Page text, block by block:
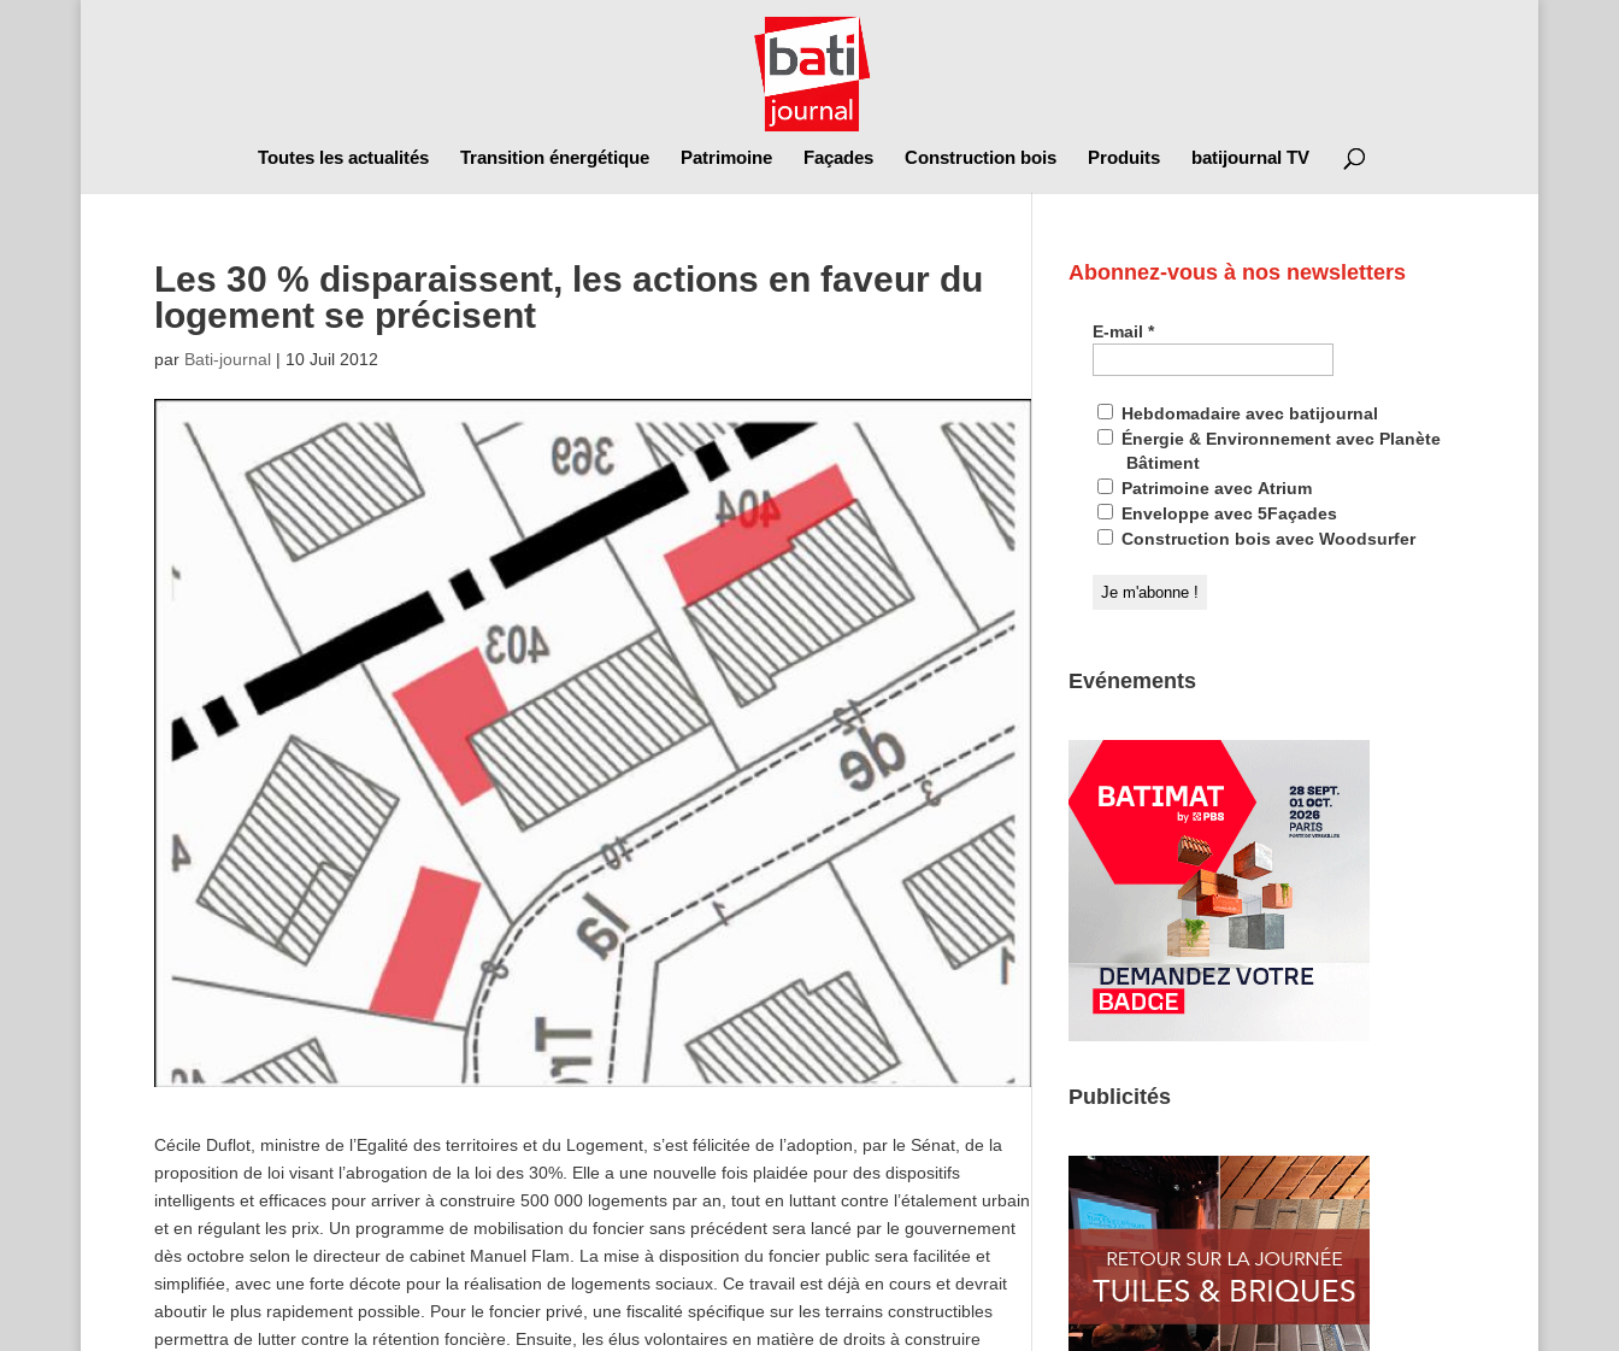
Toutes les actualités Transition énergétique Patrimoine Façades Construction bois Produits batijournal TV
Les 30 % disparaissent, les actions en faveur du
logement se précisent
par Bati-journal| 10 Juil 2012
Cécile Duflot, ministre de l’Egalité des territoires et du Logement, s’est félicitée de l’adoption, par le Sénat, de la
proposition de loi visant l’abrogation de la loi des 30%. Elle a une nouvelle fois plaidée pour des dispositifs
intelligents et efficaces pour arriver à construire 500 000 logements par an, tout en luttant contre l’étalement urbain
et en régulant les prix. Un programme de mobilisation du foncier sans précédent sera lancé par le gouvernement
dès octobre selon le directeur de cabinet Manuel Flam. La mise à disposition du foncier public sera facilitée et
simplifiée, avec une forte décote pour la réalisation de logements sociaux. Ce travail est déjà en cours et devrait
aboutir le plus rapidement possible. Pour le foncier privé, une fiscalité spécifique sur les terrains constructibles
permettra de lutter contre la rétention foncière. Ensuite, les élus volontaires en matière de droits à construire
Abonnez-vous à nos newsletters
E-mail*
Hebdomadaire avec batijournal
Énergie & Environnement avec Planète
Bâtiment
Patrimoine avec Atrium
Enveloppe avec 5Façades
Construction bois avec Woodsurfer
Evénements
Publicités